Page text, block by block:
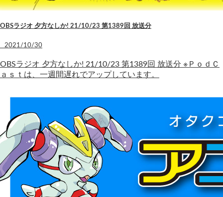
OBSラジオ 夕方なしか! 21/10/23 第1389回 放送分
2021/10/30
OBSラジオ 夕方なしか! 21/10/23 第1389回 放送分 ※ＰｏｄＣ
ａｓｔは、一週間遅れでアップしています。